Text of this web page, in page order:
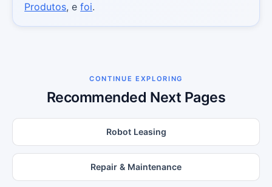
Produtos, efoi.
CONTINUE EXPLORING
Recommended Next Pages
Robot Leasing
Repair & Maintenance